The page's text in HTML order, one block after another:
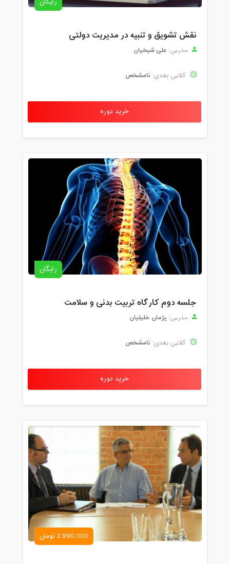
نقش تشویق و تنبیه در مدیریت دولتی
مدرس: علی شیخیان
کلاس بعدی: نامشخص
خرید دوره
رایگان
جلسه دوم کارگاه تربیت بدنی و سلامت
مدرس: پژمان خلیلیان
کلاس بعدی: نامشخص
خرید دوره
2,990,000 تومان